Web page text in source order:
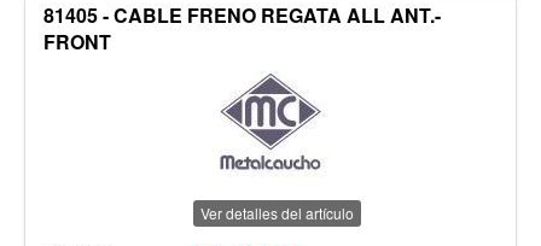
81405 - CABLE FRENO REGATA ALL ANT.-
FRONT
Ver detalles del artículo